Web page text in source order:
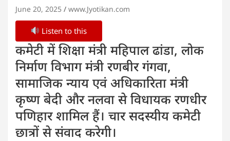
June 20, 2025 www.Jyotikan.com
Listen to this
कमेटी में शिक्षा मंत्री महिपाल ढांडा, लोक
निर्माण विभाग मंत्री रणबीर गंगवा,
सामाजिक न्याय एवं अधिकारिता मंत्री
कृष्ण बेदी और नलवा से विधायक रणधीर
पणिहार शामिल हैं। चार सदस्यीय कमेटी
छात्रों से संवाद करेगी।